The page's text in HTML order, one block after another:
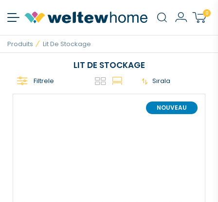
0
Produits Lit De Stockage
LIT DE STOCKAGE
Filtrele Sırala
NOUVEAU